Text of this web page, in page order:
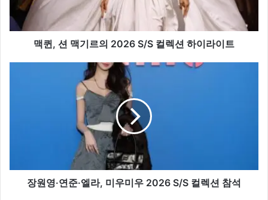
2026
S/S
맥퀸, 션 맥기르의 2026 S/S 컬렉션 하이라이트
라,
장원영·연준·엘라, 미우미우 2026 S/S 컬렉션 참석